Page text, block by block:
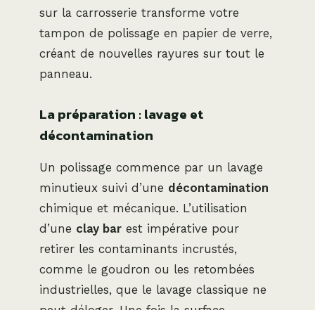
sur la carrosserie transforme votre
tampon de polissage en papier de verre,
créant de nouvelles rayures sur tout le
panneau.
La préparation : lavage et
décontamination
Un polissage commence par un lavage
minutieux suivi d’une décontamination
chimique et mécanique. L’utilisation
d’une clay bar est impérative pour
retirer les contaminants incrustés,
comme le goudron ou les retombées
industrielles, que le lavage classique ne